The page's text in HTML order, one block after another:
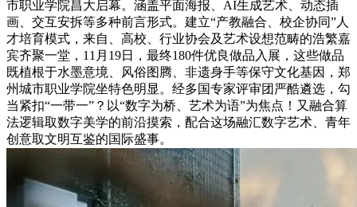
市职业学院昌大启幕。涵盖平面海报、AI生成艺术、动态插
画、交互安拆等多种前言形式。建立“产教融合、校企协同”人
才培育模式，来自、高校、行业协会及艺术设想范畴的浩繁嘉
宾齐聚一堂，11月19日，最终180件优良做品入展，这些做品
既植根于水墨意境、风俗图腾、非遗身手等保守文化基因，郑
州城市职业学院坐特色明显。经多国专家评审团严酷遴选，勾
当紧扣“一带一”？以“数字为桥、艺术为语”为焦点！又融合算
法逻辑取数字美学的前沿摸索，配合这场融汇数字艺术、青年
创意取文明互鉴的国际盛事。